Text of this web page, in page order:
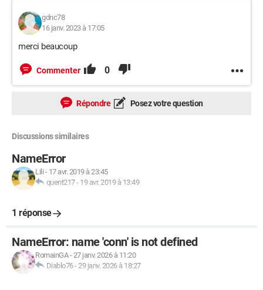
    nom_dep_a_trouver = choix_dep[1]
file.close()
    def __init__(self):
        self.window = Tk()
        self.window.config(background='#2ccaef')
        # on ajoute un titre
champ_label = Label(self.window, text="QUIZ : les
bg='#2ccaef',
borderwidth=15)
        # on ajoute le bouton "par nom" dans la
frame de gauche
gdnc78
16 janv. 2023 à 17:05
merci beaucoup
Commenter 0
Répondre Posez votre question
Discussions similaires
NameError
Lili - 17 avr. 2019 à 23:45
quent217- 19 avr. 2019 à 13:49
1 réponse
NameError: name 'conn' is not defined
RomainGA-27 janv. 2026 à 11:20
Diablo76-29 janv. 2026 à 18:27